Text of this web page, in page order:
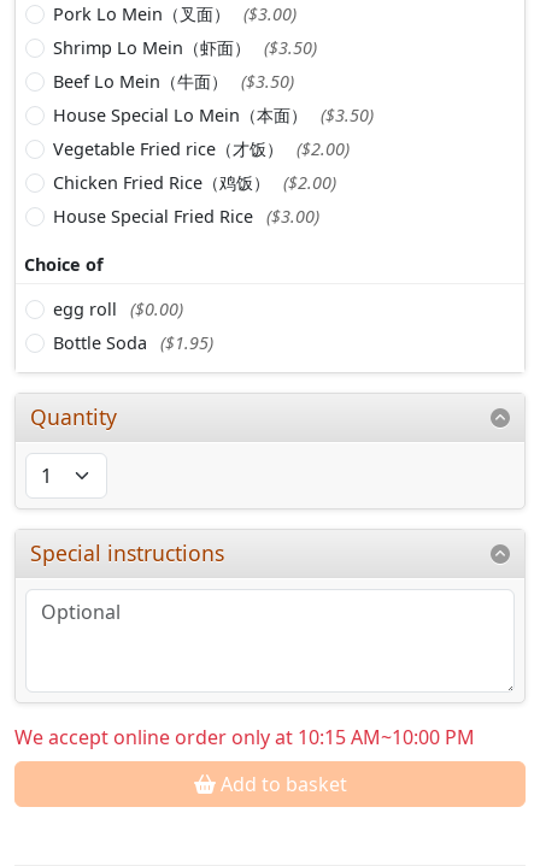
Pork Lo Mein（叉面）
($3.00)
Shrimp Lo Mein（虾面）
($3.50)
Beef Lo Mein（牛面）
($3.50)
House Special Lo Mein（本面）
($3.50)
Vegetable Fried rice（才饭）
($2.00)
Chicken Fried Rice（鸡饭）
($2.00)
House Special Fried Rice ($3.00)
Choice of
egg roll
($0.00)
Bottle Soda
($1.95)
Quantity
Special instructions
We accept online order only at 10:15 AM~10:00 PM
Add to basket